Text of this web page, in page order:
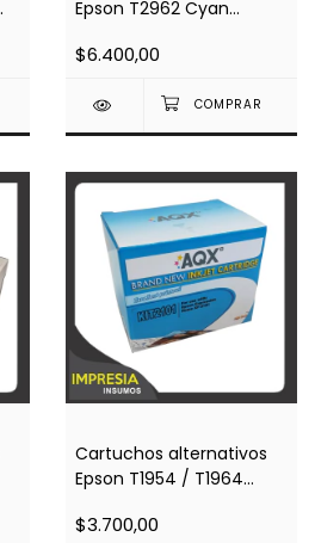
Epson T2962 Cyan
Xp431)
$6.400,00
Cartuchos alternativos
Epson T1954 / T1964
211 / Xp401 / Xp201 /
$3.700,00